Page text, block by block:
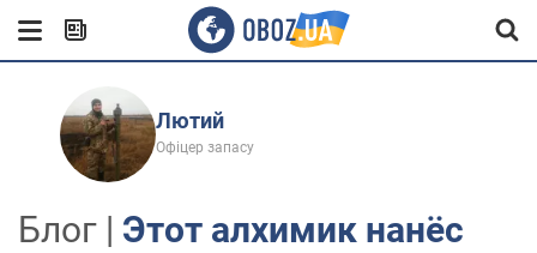
Лютий
Офіцер запасу
Блог | Этот алхимик нанёс